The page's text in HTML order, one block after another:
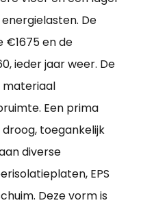
De
€1675 en de
ieder jaar weer. De
materiaal
Een prima
toegankelijk
diverse
EPS
Deze vorm is